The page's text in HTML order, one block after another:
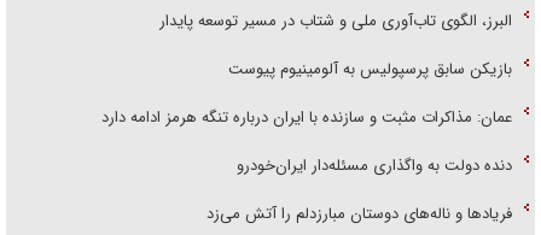
البرز، الگوی تاب‌آوری ملی و شتاب در مسیر توسعه پایدار
بازیکن سابق پرسپولیس به آلومینیوم پیوست
عمان: مذاکرات مثبت و سازنده با ایران درباره تنگه هرمز ادامه دارد
دنده دولت به واگذاری مسئله‌دار ایران‌خودرو
فریاد‌ها و ناله‌های دوستان مبارزدلم را آتش می‌زد